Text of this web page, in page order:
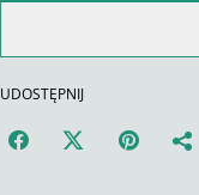
UDOSTĘPNIJ